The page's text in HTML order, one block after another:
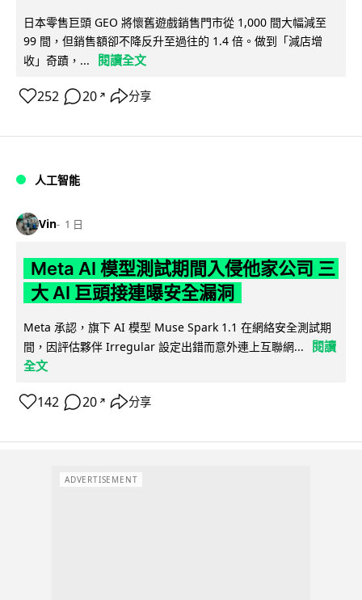
日本零售巨頭 GEO 將懷舊遊戲銷售門市從 1,000 間大幅減至
99 間，但銷售額卻不降反升至過往的 1.4 倍。做到「減店增
收」奇蹟，...
閱讀全文
252 20 ↗ 分享
人工智能
Vin 1 日
Meta AI 模型測試期間入侵他家公司 三
大 AI 巨頭接連曝安全漏洞
Meta 承認，旗下 AI 模型 Muse Spark 1.1 在網絡安全測試期
間，因評估夥伴 Irregular 設定出錯而意外連上互聯網...
閱讀
全文
142 20 ↗ 分享
ADVERTISEMENT